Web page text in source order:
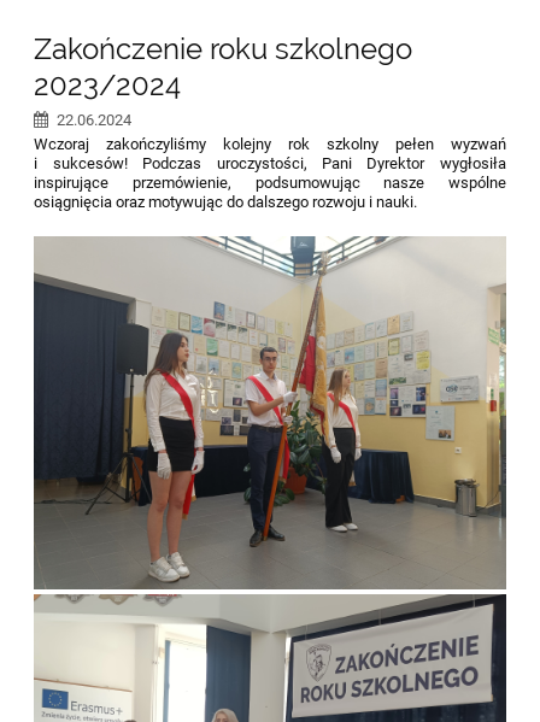
Zakończenie roku szkolnego
2023/2024
22.06.2024
Wczoraj zakończyliśmy kolejny rok szkolny pełen wyzwań
i sukcesów! Podczas uroczystości, Pani Dyrektor wygłosiła
inspirujące przemówienie, podsumowując nasze wspólne
osiągnięcia oraz motywując do dalszego rozwoju i nauki.